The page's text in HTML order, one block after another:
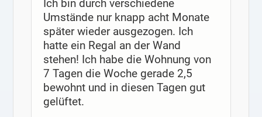
Ich bin durch verschiedene
Umstände nur knapp acht Monate
später wieder ausgezogen. Ich
hatte ein Regal an der Wand
stehen! Ich habe die Wohnung von
7 Tagen die Woche gerade 2,5
bewohnt und in diesen Tagen gut
gelüftet.